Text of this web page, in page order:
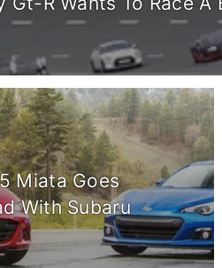
Miata Goes
With Subaru